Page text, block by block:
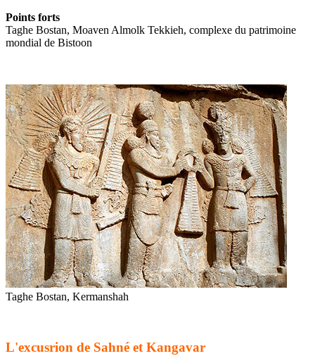
Points forts
Taghe Bostan, Moaven Almolk Tekkieh, complexe du patrimoine
mondial de Bistoon
Taghe Bostan, Kermanshah
L'excusrion de Sahné et Kangavar